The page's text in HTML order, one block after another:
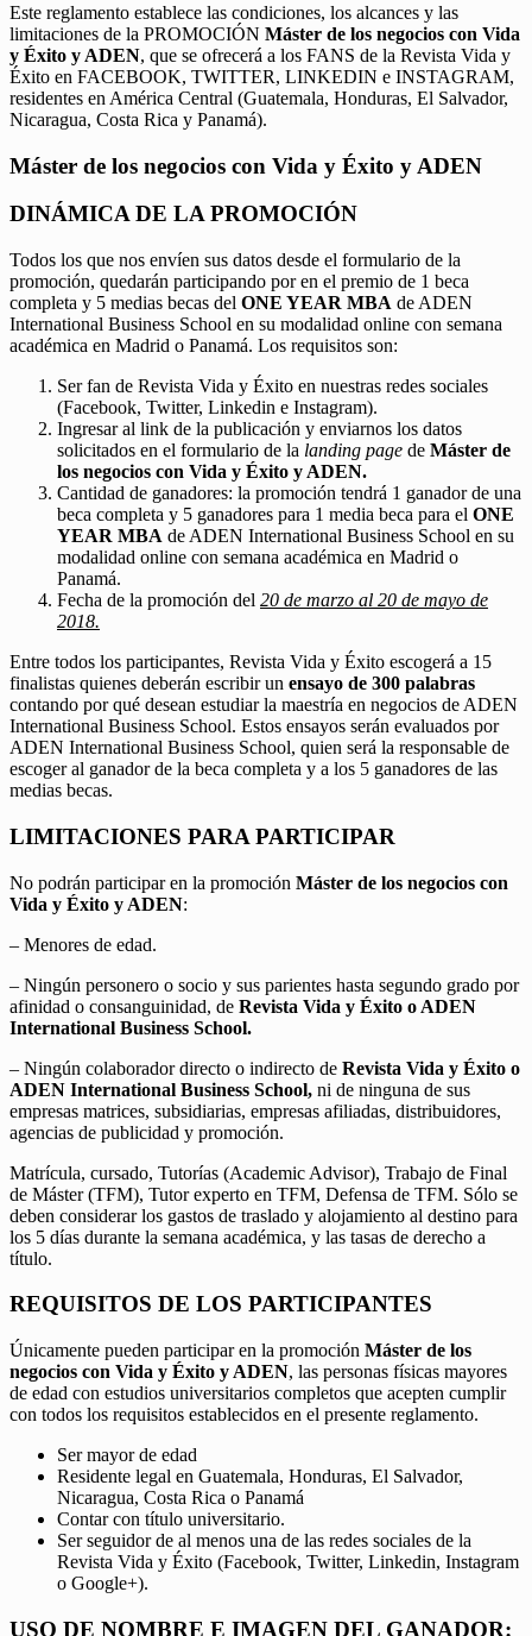
Este reglamento establece las condiciones, los alcances y las
limitaciones de la PROMOCIÓN Máster de los negocios con Vida
y Éxito y ADEN, que se ofrecerá a los FANS de la Revista Vida y
Éxito en FACEBOOK, TWITTER, LINKEDIN e INSTAGRAM,
residentes en América Central (Guatemala, Honduras, El Salvador,
Nicaragua, Costa Rica y Panamá).
Máster de los negocios con Vida y Éxito y ADEN
DINÁMICA DE LA PROMOCIÓN
Todos los que nos envíen sus datos desde el formulario de la
promoción, quedarán participando por en el premio de 1 beca
completa y 5 medias becas del ONE YEAR MBA de ADEN
International Business School en su modalidad online con semana
académica en Madrid o Panamá. Los requisitos son:
Ser fan de Revista Vida y Éxito en nuestras redes sociales
(Facebook, Twitter, Linkedin e Instagram).
Ingresar al link de la publicación y enviarnos los datos
solicitados en el formulario de la landing page de Máster de
los negocios con Vida y Éxito y ADEN.
Cantidad de ganadores: la promoción tendrá 1 ganador de una
beca completa y 5 ganadores para 1 media beca para el ONE
YEAR MBA de ADEN International Business School en su
modalidad online con semana académica en Madrid o
Panamá.
Fecha de la promoción del 20 de marzo al 20 de mayo de
2018.
Entre todos los participantes, Revista Vida y Éxito escogerá a 15
finalistas quienes deberán escribir un ensayo de 300 palabras
contando por qué desean estudiar la maestría en negocios de ADEN
International Business School. Estos ensayos serán evaluados por
ADEN International Business School, quien será la responsable de
escoger al ganador de la beca completa y a los 5 ganadores de las
medias becas.
LIMITACIONES PARA PARTICIPAR
No podrán participar en la promoción Máster de los negocios con
Vida y Éxito y ADEN:
– Menores de edad.
– Ningún personero o socio y sus parientes hasta segundo grado por
afinidad o consanguinidad, de Revista Vida y Éxito o ADEN
International Business School.
– Ningún colaborador directo o indirecto de Revista Vida y Éxito o
ADEN International Business School, ni de ninguna de sus
empresas matrices, subsidiarias, empresas afiliadas, distribuidores,
agencias de publicidad y promoción.
Matrícula, cursado, Tutorías (Academic Advisor), Trabajo de Final
de Máster (TFM), Tutor experto en TFM, Defensa de TFM. Sólo se
deben considerar los gastos de traslado y alojamiento al destino para
los 5 días durante la semana académica, y las tasas de derecho a
título.
REQUISITOS DE LOS PARTICIPANTES
Únicamente pueden participar en la promoción Máster de los
negocios con Vida y Éxito y ADEN, las personas físicas mayores
de edad con estudios universitarios completos que acepten cumplir
con todos los requisitos establecidos en el presente reglamento.
Ser mayor de edad
Residente legal en Guatemala, Honduras, El Salvador,
Nicaragua, Costa Rica o Panamá
Contar con título universitario.
Ser seguidor de al menos una de las redes sociales de la
Revista Vida y Éxito (Facebook, Twitter, Linkedin, Instagram
o Google+).
USO DE NOMBRE E IMAGEN DEL GANADOR: